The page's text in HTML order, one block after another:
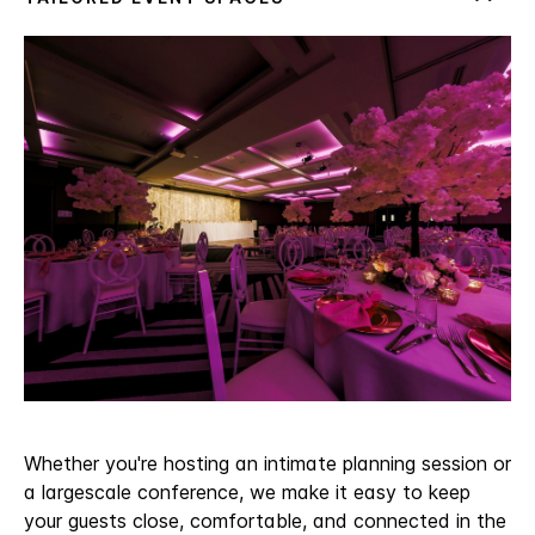
Whether you're hosting an intimate planning session or
a largescale conference, we make it easy to keep
your guests close, comfortable, and connected in the